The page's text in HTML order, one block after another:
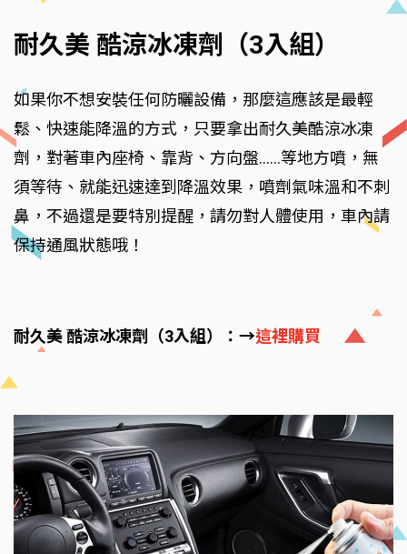
耐久美 酷涼冰凍劑（3入組）
如果你不想安裝任何防曬設備，那麼這應該是最輕
鬆、快速能降溫的方式，只要拿出耐久美酷涼冰凍
劑，對著車內座椅、靠背、方向盤……等地方噴，無
須等待、就能迅速達到降溫效果，噴劑氣味溫和不刺
鼻，不過還是要特別提醒，請勿對人體使用，車內請
保持通風狀態哦！
耐久美 酷涼冰凍劑（3入組）：→這裡購買